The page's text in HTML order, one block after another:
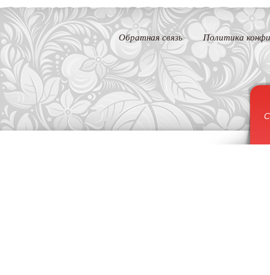
Обратная связь Политика